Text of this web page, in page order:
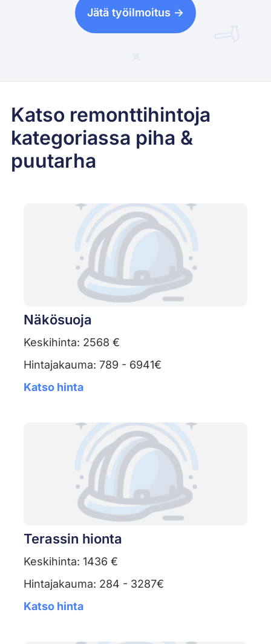
Jätä työilmoitus ->
Katso remonttihintoja
kategoriassa piha &
puutarha
Näkösuoja
Keskihinta: 2568 €
Hintajakauma: 789 - 6941€
Katso hinta
Terassin hionta
Keskihinta: 1436 €
Hintajakauma: 284 - 3287€
Katso hinta